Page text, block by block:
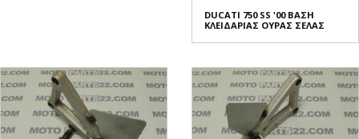
DUCATI 750 SS '00 ΒΑΣΗ
ΚΛΕΙΔΑΡΙΑΣ ΟΥΡΑΣ ΣΕΛΑΣ